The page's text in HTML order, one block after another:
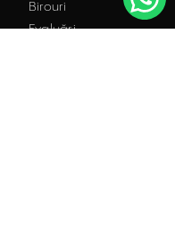
Birouri
Evaluări